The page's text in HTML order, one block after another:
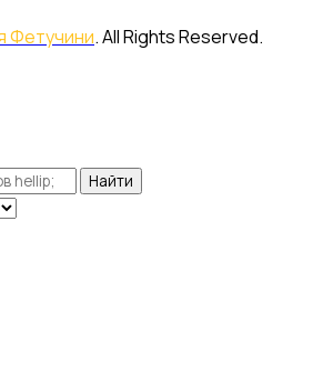
Фетучини. All Rights Reserved.
Найти